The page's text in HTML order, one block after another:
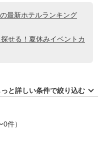
最新ホテルランキング
せる！夏休みイベントカ
っと詳しい条件で絞り込む
0件）